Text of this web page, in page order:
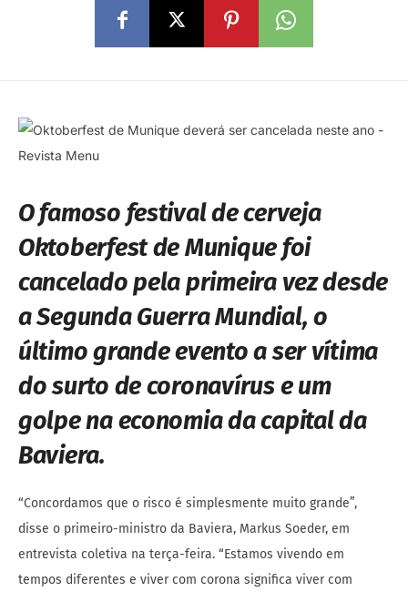
O famoso festival de cerveja
Oktoberfest de Munique foi
cancelado pela primeira vez desde
a Segunda Guerra Mundial, o
último grande evento a ser vítima
do surto de coronavírus e um
golpe na economia da capital da
Baviera.
“Concordamos que o risco é simplesmente muito grande”,
disse o primeiro-ministro da Baviera, Markus Soeder, em
entrevista coletiva na terça-feira. “Estamos vivendo em
tempos diferentes e viver com corona significa viver com